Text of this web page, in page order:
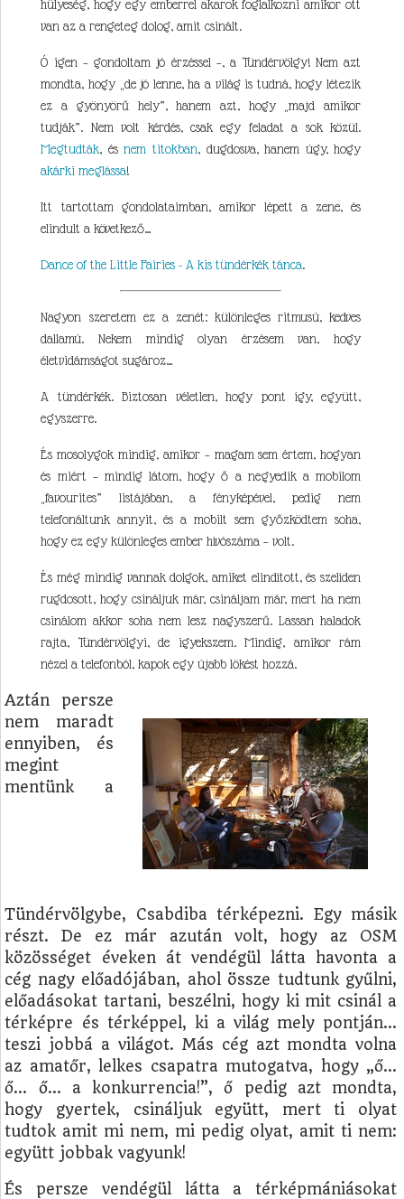
hülyeség, hogy egy emberrel akarok foglalkozni amikor ott
van az a rengeteg dolog, amit csinált.
Ó igen – gondoltam jó érzéssel –, a Tündérvölgy! Nem azt
mondta, hogy „de jó lenne, ha a világ is tudná, hogy létezik
ez a gyönyörű hely”, hanem azt, hogy „majd amikor
tudják”. Nem volt kérdés, csak egy feladat a sok közül.
Megtudták, ésnem titokban, dugdosva, hanem úgy, hogy
akárki meglássa!
Itt tartottam gondolataimban, amikor lépett a zene, és
elindult a következő…
Dance of the Little Fairies - A kis tündérkék tánca.
Nagyon szeretem ez a zenét: különleges ritmusú, kedves
dallamú. Nekem mindig olyan érzésem van, hogy
életvidámságot sugároz…
A tündérkék. Biztosan véletlen, hogy pont így, együtt,
egyszerre.
És mosolygok mindig, amikor – magam sem értem, hogyan
és miért – mindig látom, hogy ő a negyedik a mobilom
„favourites” listájában, a fényképével, pedig nem
telefonáltunk annyit, és a mobilt sem győzködtem soha,
hogy ez egy különleges ember hívószáma – volt.
És még mindig vannak dolgok, amiket elindított, és szelíden
rugdosott, hogy csináljuk már, csináljam már, mert ha nem
csinálom akkor soha nem lesz nagyszerű. Lassan haladok
rajta, Tündérvölgyi, de igyekszem. Mindig, amikor rám
nézel a telefonból, kapok egy újabb lökést hozzá.
Aztán persze
nem maradt
ennyiben, és
megint
mentünk a
Tündérvölgybe, Csabdiba térképezni. Egy másik
részt. De ez már azután volt, hogy az OSM
közösséget éveken át vendégül látta havonta a
cég nagy előadójában, ahol össze tudtunk gyűlni,
előadásokat tartani, beszélni, hogy ki mit csinál a
térképre és térképpel, ki a világ mely pontján…
teszi jobbá a világot. Más cég azt mondta volna
az amatőr, lelkes csapatra mutogatva, hogy „ő…
ő… ő… a konkurrencia!”, ő pedig azt mondta,
hogy gyertek, csináljuk együtt, mert ti olyat
tudtok amit mi nem, mi pedig olyat, amit ti nem:
együtt jobbak vagyunk!
És persze vendégül látta a térképmániásokat